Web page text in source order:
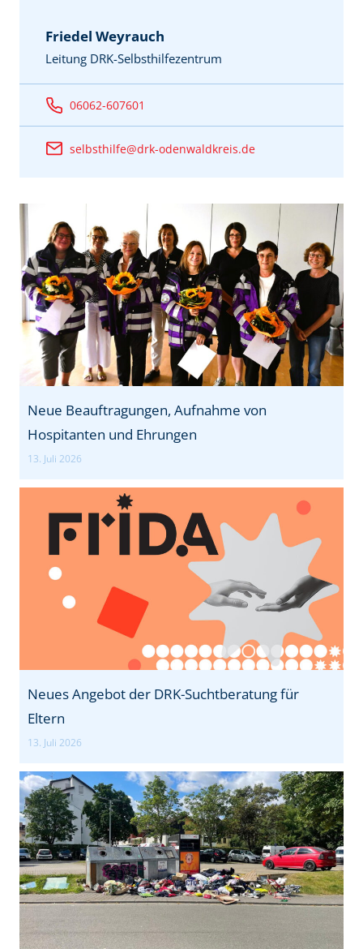
Friedel Weyrauch
Leitung DRK-Selbsthilfezentrum
06062-607601
selbsthilfe@drk-odenwaldkreis.de
Neue Beauftragungen, Aufnahme von
Hospitanten und Ehrungen
13. Juli 2026
Neues Angebot der DRK-Suchtberatung für
Eltern
13. Juli 2026